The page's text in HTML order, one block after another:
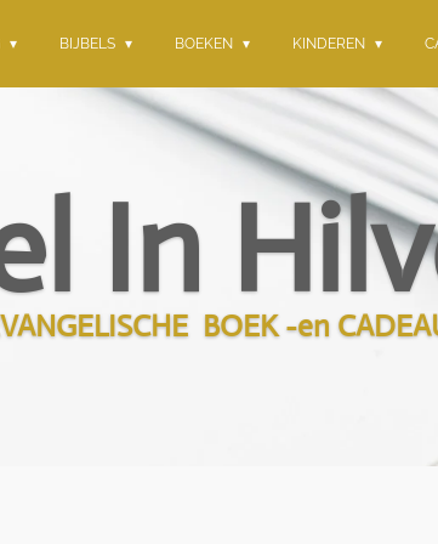
BIJBELS BOEKEN KINDEREN
In
BOEK -en